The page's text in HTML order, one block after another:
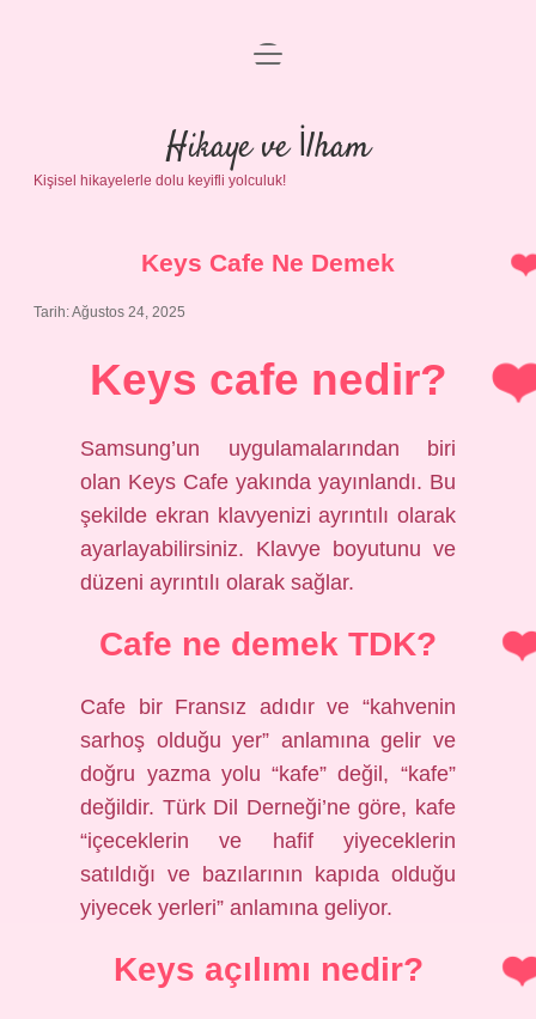
Anasayfa
Gizlilik Politikası
Yasal Uyarı
menüyü
Hikaye ve İlham
Kişisel hikayelerle dolu keyifli yolculuk!
Keys Cafe Ne Demek
Tarih: Ağustos 24, 2025
Keys cafe nedir?
Samsung’un uygulamalarından biri
olan Keys Cafe yakında yayınlandı. Bu
şekilde ekran klavyenizi ayrıntılı olarak
ayarlayabilirsiniz. Klavye boyutunu ve
düzeni ayrıntılı olarak sağlar.
Cafe ne demek TDK?
Cafe bir Fransız adıdır ve “kahvenin
sarhoş olduğu yer” anlamına gelir ve
doğru yazma yolu “kafe” değil, “kafe”
değildir. Türk Dil Derneği’ne göre, kafe
“içeceklerin ve hafif yiyeceklerin
satıldığı ve bazılarının kapıda olduğu
yiyecek yerleri” anlamına geliyor.
Keys açılımı nedir?